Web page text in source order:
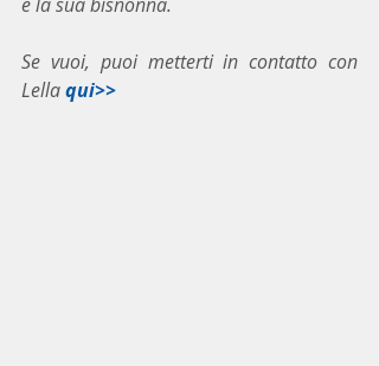
Se vuoi, puoi metterti in contatto con
Lella qui>>